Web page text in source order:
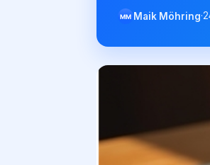
MM Maik Möhring·